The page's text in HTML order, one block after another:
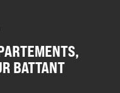
BATTANT